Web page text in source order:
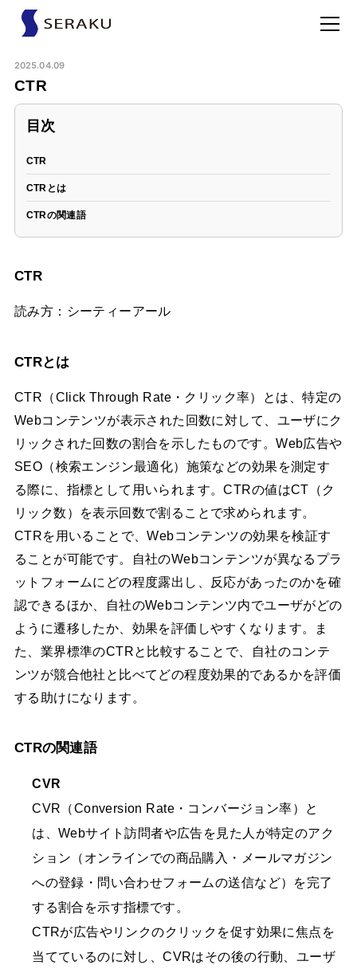
2025.04.09
CTR
目次
CTR
CTRとは
CTRの関連語
CTR
読み方：シーティーアール
CTRとは
CTR（Click Through Rate・クリック率）とは、特定の
Webコンテンツが表示された回数に対して、ユーザにク
リックされた回数の割合を示したものです。Web広告や
SEO（検索エンジン最適化）施策などの効果を測定す
る際に、指標として用いられます。CTRの値はCT（ク
リック数）を表示回数で割ることで求められます。
CTRを用いることで、Webコンテンツの効果を検証す
ることが可能です。自社のWebコンテンツが異なるプラ
ットフォームにどの程度露出し、反応があったのかを確
認できるほか、自社のWebコンテンツ内でユーザがどの
ように遷移したか、効果を評価しやすくなります。ま
た、業界標準のCTRと比較することで、自社のコンテ
ンツが競合他社と比べてどの程度効果的であるかを評価
する助けになります。
CTRの関連語
CVR
CVR（Conversion Rate・コンバージョン率）と
は、Webサイト訪問者や広告を見た人が特定のアク
ション（オンラインでの商品購入・メールマガジン
への登録・問い合わせフォームの送信など）を完了
する割合を示す指標です。
CTRが広告やリンクのクリックを促す効果に焦点を
当てているのに対し、CVRはその後の行動、ユーザ